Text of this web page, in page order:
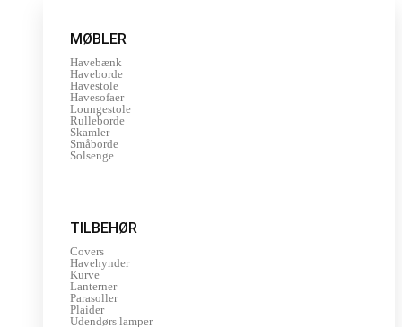
MØBLER
Havebænk
Haveborde
Havestole
Havesofaer
Loungestole
Rulleborde
Skamler
Småborde
Solsenge
TILBEHØR
Covers
Havehynder
Kurve
Lanterner
Parasoller
Plaider
Udendørs lamper